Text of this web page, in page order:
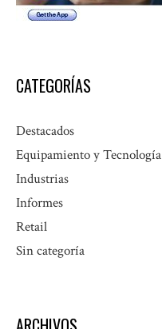
CATEGORÍAS
Destacados
Equipamiento y Tecnología
Industrias
Informes
Retail
Sin categoría